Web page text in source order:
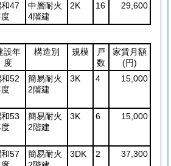
47
中層耐火
4階建
2K 16 29,600
設年
度
構造別 規模
戸
数
家賃月額
(円)
52
簡易耐火
2階建
3K 4 15,000
53
簡易耐火
2階建
3K 6 15,000
57
簡易耐火
3DK 2 37,300